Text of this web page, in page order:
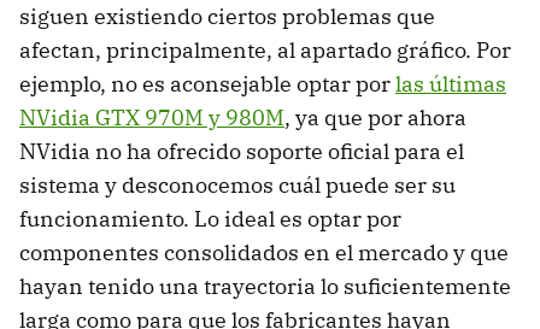
siguen existiendo ciertos problemas que
afectan, principalmente, al apartado gráfico. Por
ejemplo, no es aconsejable optar porlas últimas
NVidia GTX 970M y 980M, ya que por ahora
NVidia no ha ofrecido soporte oficial para el
sistema y desconocemos cuál puede ser su
funcionamiento. Lo ideal es optar por
componentes consolidados en el mercado y que
hayan tenido una trayectoria lo suficientemente
larga como para que los fabricantes hayan